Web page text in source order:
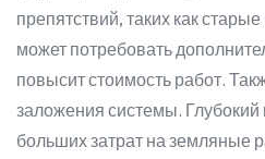
препятствий, таких как
может потребовать
повысит стоимость работ.
заложения системы. Глубокий
больших затрат на земляные